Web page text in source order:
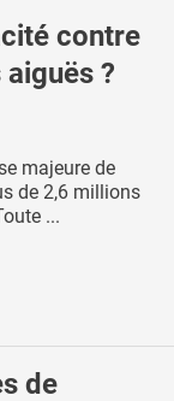
contre
?
majeure de
de 2,6 millions
...
de